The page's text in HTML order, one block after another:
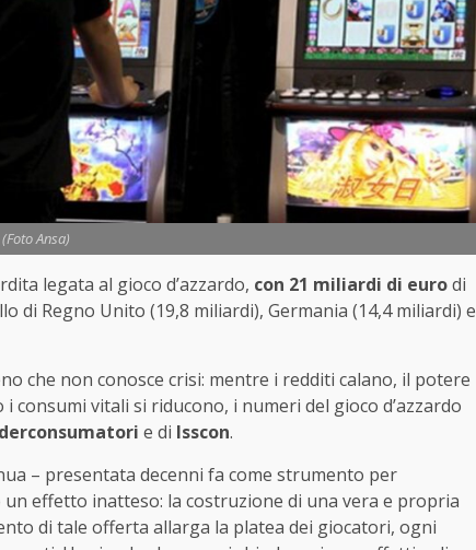
(Foto Ansa)
legata al gioco d’azzardo, con 21 miliardi di eurodi
di Regno Unito (19,8 miliardi), Germania (14,4 miliardi) e
che non conosce crisi: mentre i redditi calano, il potere
vitali si riducono, i numeri del gioco d’azzardo
e di Isscon.
– presentata decenni fa come strumento per
effetto inatteso: la costruzione di una vera e propria
di tale offerta allarga la platea dei giocatori, ogni